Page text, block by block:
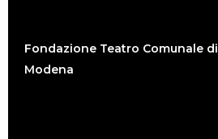
Fondazione Teatro Comunale di
Modena